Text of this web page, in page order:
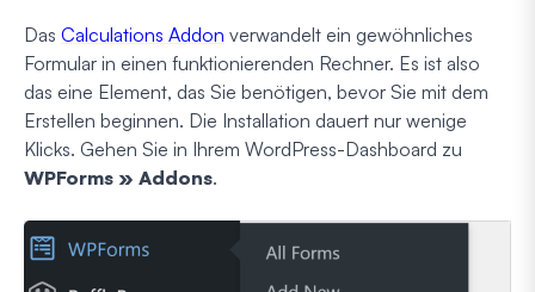
Das Calculations Addon verwandelt ein gewöhnliches
Formular in einen funktionierenden Rechner. Es ist also
das eine Element, das Sie benötigen, bevor Sie mit dem
Erstellen beginnen. Die Installation dauert nur wenige
Klicks. Gehen Sie in Ihrem WordPress-Dashboard zu
WPForms » Addons.